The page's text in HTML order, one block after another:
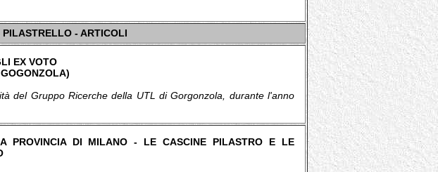
- ARTICOLI
EX VOTO
del Gruppo Ricerche della UTL di Gorgonzola, durante l'anno
PROVINCIA DI MILANO - LE CASCINE PILASTRO E LE